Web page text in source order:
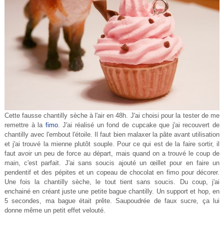
Cette fausse chantilly sèche à l'air en 48h. J'ai choisi pour la tester de me
remettre à la fimo. J'ai réalisé un fond de cupcake que j'ai recouvert de
chantilly avec l'embout l'étoile. Il faut bien malaxer la pâte avant utilisation
et j'ai trouvé la mienne plutôt souple. Pour ce qui est de la faire sortir, il
faut avoir un peu de force au départ, mais quand on a trouvé le coup de
main, c'est parfait. J'ai sans soucis ajouté un œillet pour en faire un
pendentif et des pépites et un copeau de chocolat en fimo pour décorer.
Une fois la chantilly sèche, le tout tient sans soucis. Du coup, j'ai
enchainé en créant juste une petite bague chantilly. Un support et hop, en
5 secondes, ma bague était prête. Saupoudrée de faux sucre, ça lui
donne même un petit effet velouté.